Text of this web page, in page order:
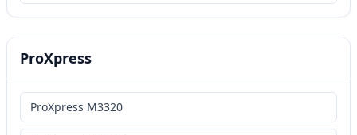
ProXpress
ProXpress M3320